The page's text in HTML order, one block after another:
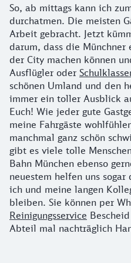
So, ab mittags kann ich
durchatmen. Die meisten
Arbeit gebracht. Jetzt
darum, dass die Münchner
der City machen können
Ausflügler oder
schönen Umland und den
immer ein toller Ausblick
Euch! Wie jeder gute
meine Fahrgäste
manchmal ganz schön
gibt es viele tolle
Bahn München ebenso
neuestem helfen uns
ich und meine langen
bleiben. Sie können per
Reinigungsservice
Abteil mal nachträglich